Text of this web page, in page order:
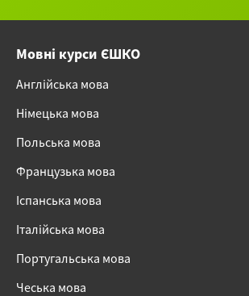
Мовні курси ЄШКО
Англійська мова
Німецька мова
Польська мова
Французька мова
Іспанська мова
Італійська мова
Португальська мова
Чеська мова